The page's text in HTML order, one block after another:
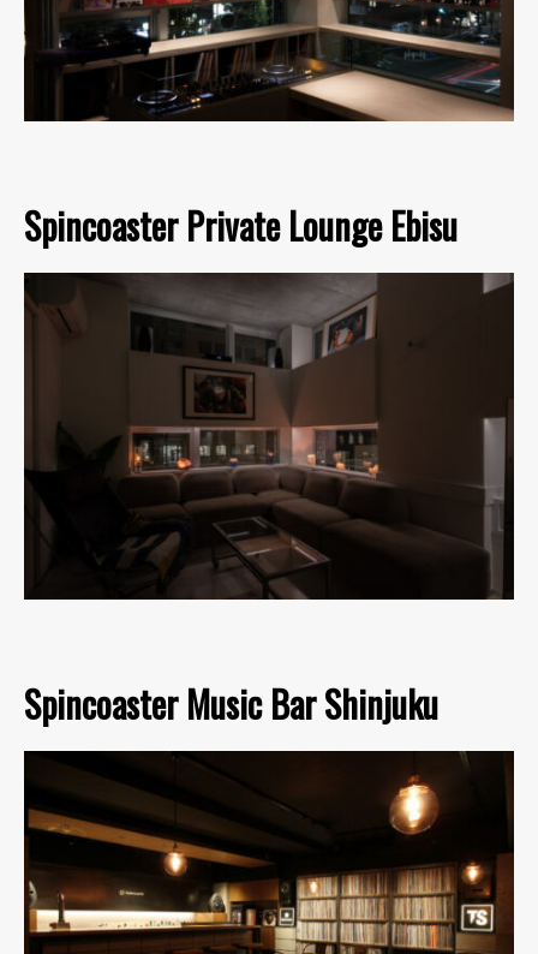
Spincoaster Private Lounge Ebisu
Spincoaster Music Bar Shinjuku